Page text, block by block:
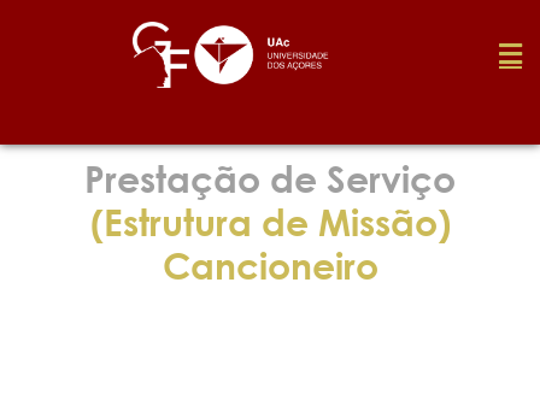
Fundação
Prestação de Serviço
(Estrutura de Missão)
Cancioneiro